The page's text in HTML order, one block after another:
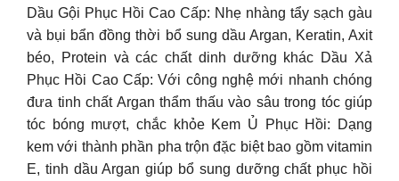
Dầu Gội Phục Hồi Cao Cấp: Nhẹ nhàng tẩy sạch gàu
và bụi bẩn đồng thời bổ sung dầu Argan, Keratin, Axit
béo, Protein và các chất dinh dưỡng khác Dầu Xả
Phục Hồi Cao Cấp: Với công nghệ mới nhanh chóng
đưa tinh chất Argan thẩm thấu vào sâu trong tóc giúp
tóc bóng mượt, chắc khỏe Kem Ủ Phục Hồi: Dạng
kem với thành phần pha trộn đặc biệt bao gồm vitamin
E, tinh dầu Argan giúp bổ sung dưỡng chất phục hồi